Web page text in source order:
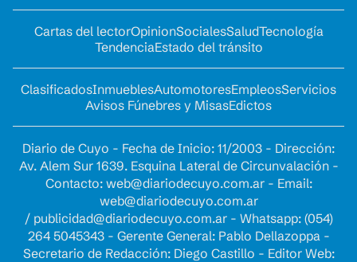
Cartas del lectorOpinionSocialesSaludTecnología
TendenciaEstado del tránsito
ClasificadosInmueblesAutomotoresEmpleosServicios
Avisos Fúnebres y MisasEdictos
Diario de Cuyo - Fecha de Inicio: 11/2003 - Dirección:
Av. Alem Sur 1639. Esquina Lateral de Circunvalación -
Contacto: web@diariodecuyo.com.ar- Email:
web@diariodecuyo.com.ar
/ publicidad@diariodecuyo.com.ar- Whatsapp: (054)
264 5045343 - Gerente General: Pablo Dellazoppa -
Secretario de Redacción: Diego Castillo - Editor Web: